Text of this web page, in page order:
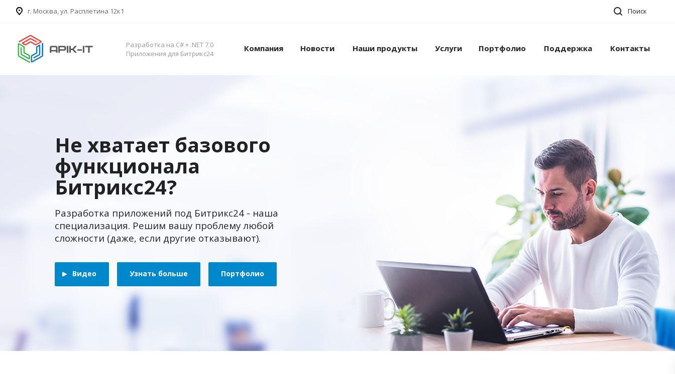
​г. Москва, ул. Расплетина 12к1 Поиск
Разработка на C# + .NET 7.0
Приложения для Битрикс24
Компания Новости Наши продукты Услуги Портфолио Поддержка Контакты
Не хватает базового
функционала
Битрикс24?
Разработка приложений под Битрикс24 - наша
специализация. Решим вашу проблему любой
сложности (даже, если другие отказывают).
Видео Узнать больше Портфолио